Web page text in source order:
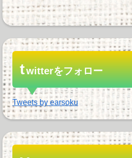
twitterをフォロー
Tweets by earsoku